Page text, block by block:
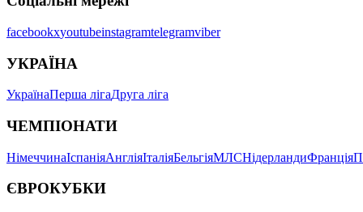
facebookxyoutubeinstagramtelegramviber
УКРАЇНА
УкраїнаПерша лігаДруга ліга
ЧЕМПІОНАТИ
НімеччинаІспаніяАнгліяІталіяБельгіяМЛСНідерландиФранція
ЄВРОКУБКИ